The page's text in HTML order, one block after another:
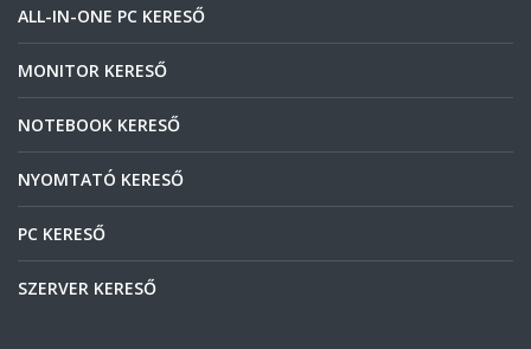
ALL-IN-ONE PC KERESŐ
MONITOR KERESŐ
NOTEBOOK KERESŐ
NYOMTATÓ KERESŐ
PC KERESŐ
SZERVER KERESŐ